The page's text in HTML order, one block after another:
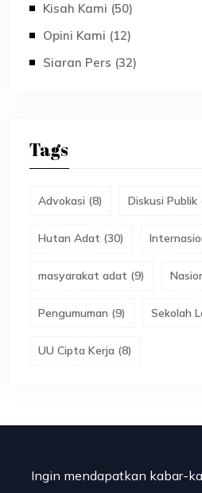
Kisah Kami (50)
Opini Kami (12)
Siaran Pers (32)
Tags
Advokasi (8) Diskusi Publik
Hutan Adat (30)
masyarakat adat (9)
Pengumuman (9) Sekolah
UU Cipta Kerja (8)
Ingin mendapatkan kabar-